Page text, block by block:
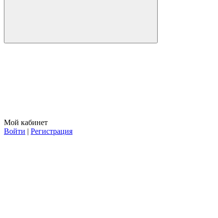
Мой кабинет
Войти | Регистрация